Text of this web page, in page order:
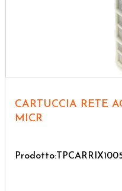
CARTUCCIA RETE
MICR